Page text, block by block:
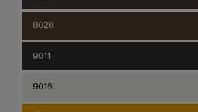
8028
9011
9016